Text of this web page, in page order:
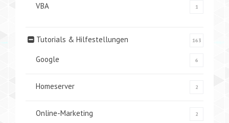
VBA 1
Tutorials & Hilfestellungen 163
Google 6
Homeserver 2
Online-Marketing 2